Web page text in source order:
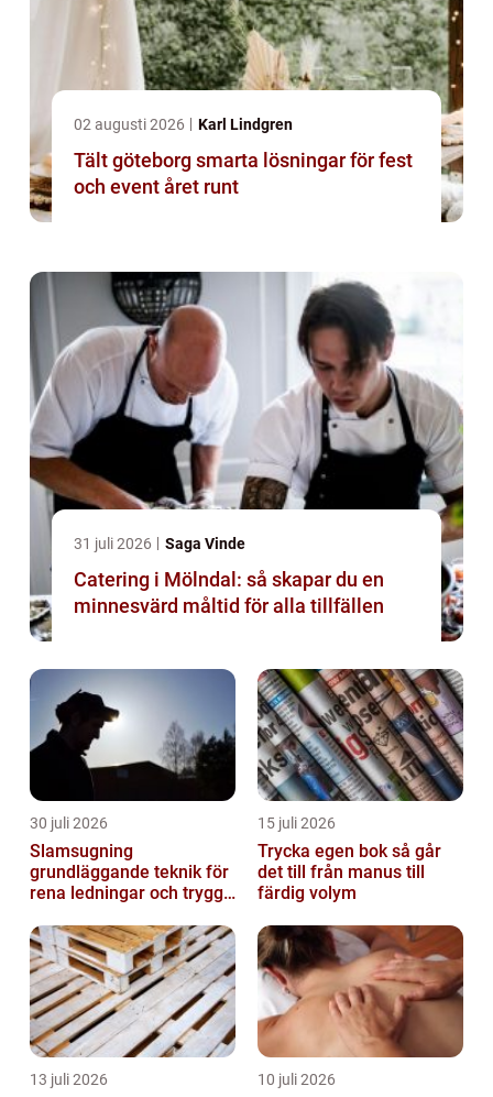
02 augusti 2026 Karl Lindgren
Tält göteborg smarta lösningar för fest
och event året runt
31 juli 2026 Saga Vinde
Catering i Mölndal: så skapar du en
minnesvärd måltid för alla tillfällen
30 juli 2026
Slamsugning
grundläggande teknik för
rena ledningar och trygg
15 juli 2026
Trycka egen bok så går
det till från manus till
färdig volym
13 juli 2026 10 juli 2026